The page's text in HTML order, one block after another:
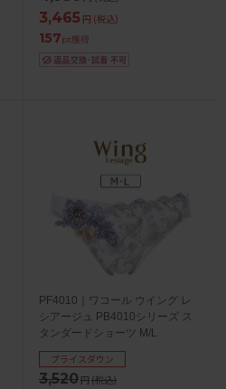
3,465 円 (税込)
157pt獲得
PF4010｜ワコール ウイング レ
シアージュ PB4010シリーズ ス
タンダードショーツ M/L
3,520円(税込)
プライスダウン